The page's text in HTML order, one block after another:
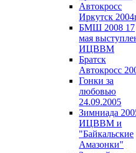
Автокросс
Иркутск
БМШ 2008 17
мая
ИЦВВМ
Братск
Автокросс
Гонки за
любовью
24.09.2005
Зимниада
ИЦВВМ и
"Байкальские
Амазонки"